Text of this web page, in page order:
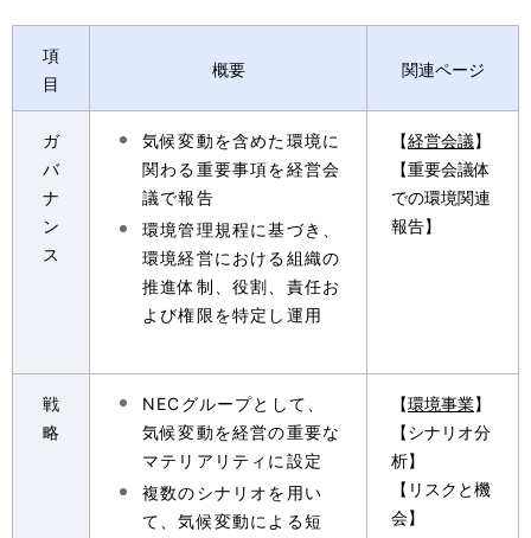
項
目
概要 関連ページ
ガ
バ
ナ
ン
ス
気候変動を含めた環境に
関わる重要事項を経営会
議で報告
環境管理規程に基づき、
環境経営における組織の
推進体制、役割、責任お
よび権限を特定し運用
【経営会議】
【重要会議体
での環境関連
報告】
戦
略
NECグループとして、
気候変動を経営の重要な
マテリアリティに設定
複数のシナリオを用い
て、気候変動による短
【環境事業】
【シナリオ分
析】
【リスクと機
会】